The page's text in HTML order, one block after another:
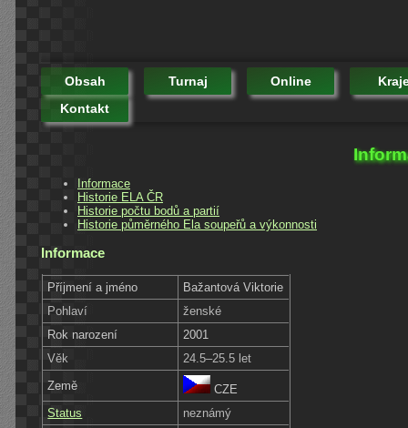
Obsah Turnaj Online
Kontakt
Informace
Historie ELA ČR
Historie počtu bodů a partií
Historie půměrného Ela soupeřů a výkonnosti
Informace
Příjmení a jméno
Bažantová Viktorie
Pohlaví
ženské
Rok narození
2001
Věk
24.5–25.5 let
Země
CZE
Status
neznámý